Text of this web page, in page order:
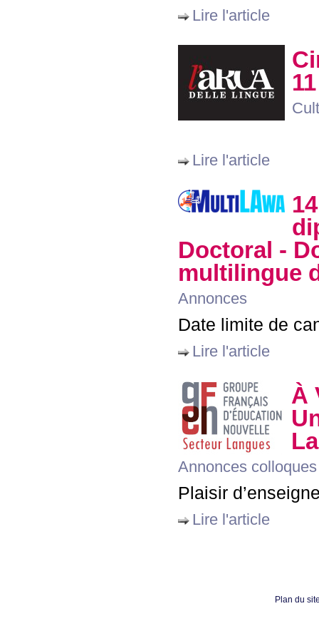
Lire l'article
Lire l'article
Doctoral -
multilingue
Annonces
Date limite de
Lire l'article
À
Annonces colloques
Plaisir
Lire l'article
Plan du